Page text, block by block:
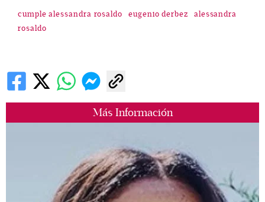
Más Información
cumple alessandra rosaldo eugenio derbez
alessandra
rosaldo